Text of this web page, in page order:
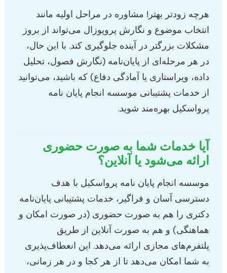
هرچه زودتر بهتر! مشاوره در مراحل اولیه مانند
انتخاب موضوع و نگارش پروپوزال می‌تواند از بروز
مشکلات بزرگتر در آینده جلوگیری کند. با این حال،
در هر مرحله‌ای از پایان‌نامه (نگارش فصول، تحلیل
داده، ویراستاری یا آمادگی دفاع) که باشید، می‌توانید
از خدمات پشتیبانی موسسه انجام پایان نامه
پرواسکیل بهره‌مند شوید.
آیا خدمات شما به صورت حضوری
ارائه می‌شود یا آنلاین؟
موسسه انجام پایان نامه پرواسکیل با هدف
دسترسی آسان و فراگیر، خدمات پشتیبانی پایان‌نامه
دکتری را هم به صورت حضوری (در صورت امکان و
هماهنگی) و هم به صورت آنلاین از طریق
پلتفرم‌های مجازی ارائه می‌دهد. این انعطاف‌پذیری
به شما امکان می‌دهد تا از هر کجا و در هر زمانی،